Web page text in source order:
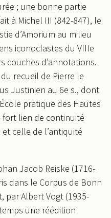
; une bonne partie
à Michel III (842-847), le
d’Amorium au milieu
iconoclastes du VIIIe
couches d’annotations.
recueil de Pierre le
Justinien au 6e s., dont
pratique des Hautes
fort lien de continuité
celle de l’antiquité
Jacob Reiske (1716-
dans le Corpus de Bonn
par Albert Vogt (1935-
une réédition